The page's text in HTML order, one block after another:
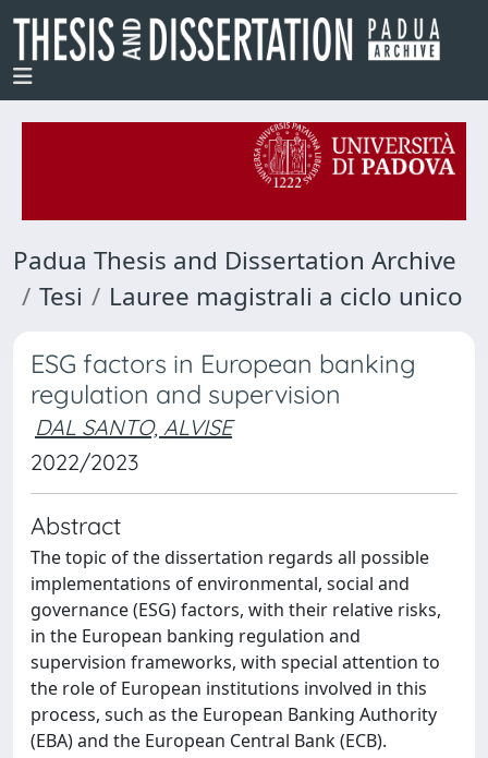
Padua Thesis and Dissertation Archive
Tesi
Lauree magistrali a ciclo unico
ESG factors in European banking
regulation and supervision
DAL SANTO, ALVISE
2022/2023
Abstract
The topic of the dissertation regards all possible
implementations of environmental, social and
governance (ESG) factors, with their relative risks,
in the European banking regulation and
supervision frameworks, with special attention to
the role of European institutions involved in this
process, such as the European Banking Authority
(EBA) and the European Central Bank (ECB).